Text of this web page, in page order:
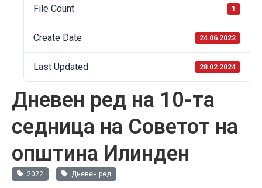
File Count 1
Create Date 24.06.2022
Last Updated 28.02.2024
Дневен ред на 10-та
седница на Советот на
општина Илинден
2022 Дневен ред